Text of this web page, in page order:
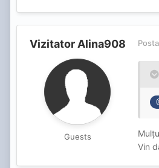
Vizitator Alina908
Guests
Vin